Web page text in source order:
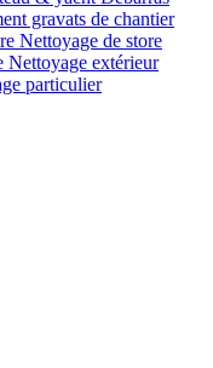
gravats de chantier
Nettoyage de store
Nettoyage extérieur
particulier